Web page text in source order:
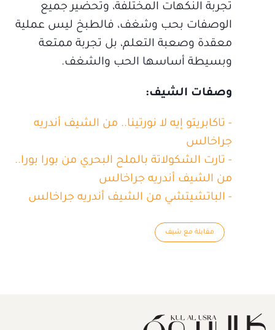
تجربة النكهات المختلفة، وتحضير جميع
الوصفات بحب وشغف، فالطبخ ليس عملية
معقدة وصعبة التعلم، بل تجربة ممتعة
وبسيطة أساسها الحب والشغف.
وصفات الشيف:
- تاكابريتو إيه لا نورتينا.. من الشيف أندريه
جراخالس
- تارت الشكولاتة بالملح البحري من بورا بورا..
من الشيف أندريه جراخالس
- الباتشيتشي من الشيف أندريه جراخالس
مقابلة مع شيف